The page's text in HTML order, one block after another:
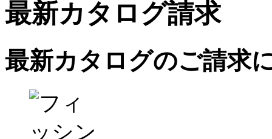
最新カタログ請求
最新カタログのご請求